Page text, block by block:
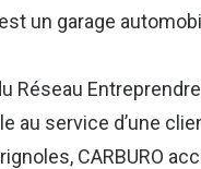
est un garage
Réseau
au service d’une
CARBURO